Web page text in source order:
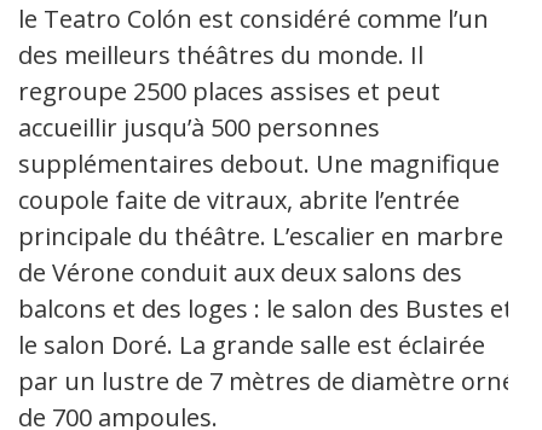
le Teatro Colón est considéré comme l’un
des meilleurs théâtres du monde. Il
regroupe 2500 places assises et peut
accueillir jusqu’à 500 personnes
supplémentaires debout. Une magnifique
coupole faite de vitraux, abrite l’entrée
principale du théâtre. L’escalier en marbre
de Vérone conduit aux deux salons des
balcons et des loges : le salon des Bustes et
le salon Doré. La grande salle est éclairée
par un lustre de 7 mètres de diamètre orné
de 700 ampoules.